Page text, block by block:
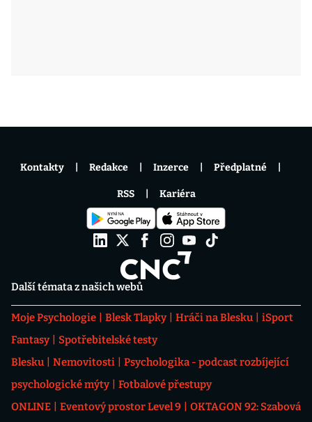
Další témata z našich webů
Moje Psychologie Blesk Tlapky Hráči na Blesku
iSport
Fantasy
Spotřebitelské testy
Blesku
Nemovitosti
Psychologika - podcast rozbíjející
psychologické mýty
Fotbalové přestupy
ONLINE
Eventový prostor Level 9
OKTAGON 92: Szabová
Kontakty Redakce Inzerce Předplatné
RSS Kariéra